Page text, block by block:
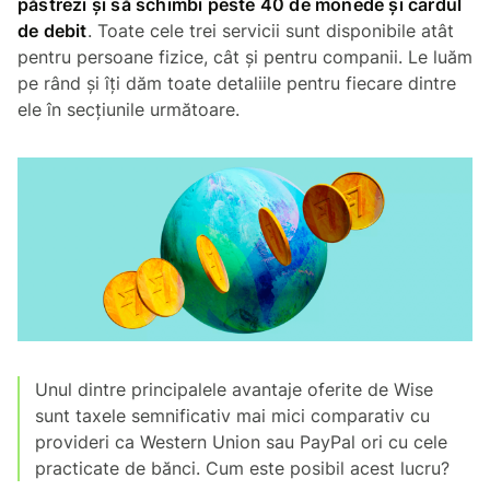
de debit. Toate cele trei servicii sunt disponibile atât
pentru persoane fizice, cât și pentru companii. Le luăm
pe rând și îți dăm toate detaliile pentru fiecare dintre
ele în secțiunile următoare.
Unul dintre principalele avantaje oferite de Wise
sunt taxele semnificativ mai mici comparativ cu
provideri ca Western Union sau PayPal ori cu cele
practicate de bănci. Cum este posibil acest lucru?